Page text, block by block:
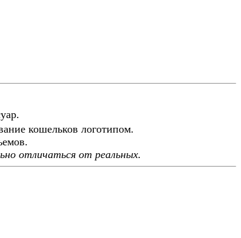
кошельков логотипом.
отличаться от реальных.